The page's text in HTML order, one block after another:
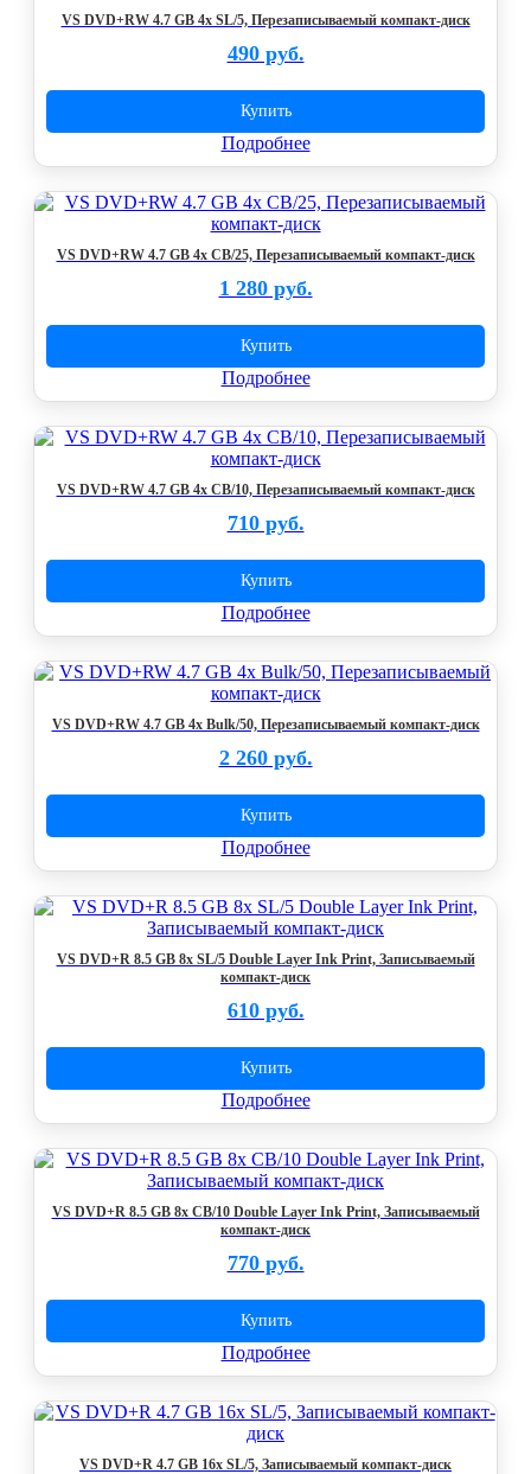
VS DVD+RW 4.7 GB 4x SL/5, Перезаписываемый компакт-диск
490 руб.
Купить
Подробнее
VS DVD+RW 4.7 GB 4x CB/25, Перезаписываемый компакт-диск
1 280 руб.
Купить
Подробнее
VS DVD+RW 4.7 GB 4x CB/10, Перезаписываемый компакт-диск
710 руб.
Купить
Подробнее
VS DVD+RW 4.7 GB 4x Bulk/50, Перезаписываемый компакт-диск
2 260 руб.
Купить
Подробнее
VS DVD+R 8.5 GB 8x SL/5 Double Layer Ink Print, Записываемый
компакт-диск
610 руб.
Купить
Подробнее
VS DVD+R 8.5 GB 8x CB/10 Double Layer Ink Print, Записываемый
компакт-диск
770 руб.
Купить
Подробнее
VS DVD+R 4.7 GB 16x SL/5, Записываемый компакт-диск